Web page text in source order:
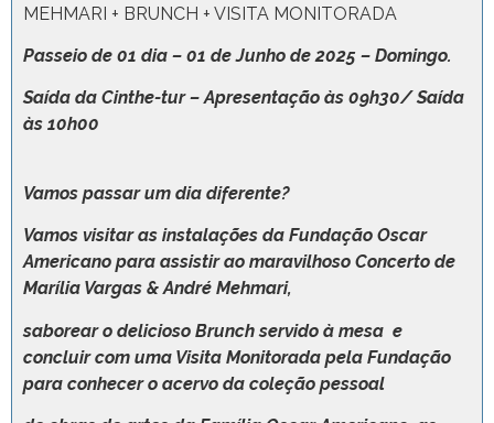
MEHMARI + BRUNCH + VISITA MONITORADA
Passeio de 01 dia – 01 de Junho de 2025 – Domingo.
Saída da Cinthe-tur – Apresentação às 09h30/ Saída
às 10h00
Vamos passar um dia diferente?
Vamos visitar as instalações da Fundação Oscar
Americano para assistir ao maravilhoso Concerto de
Marília Vargas & André Mehmari,
saborear o delicioso Brunch servido à mesa e
concluir com uma Visita Monitorada pela Fundação
para conhecer o acervo da coleção pessoal